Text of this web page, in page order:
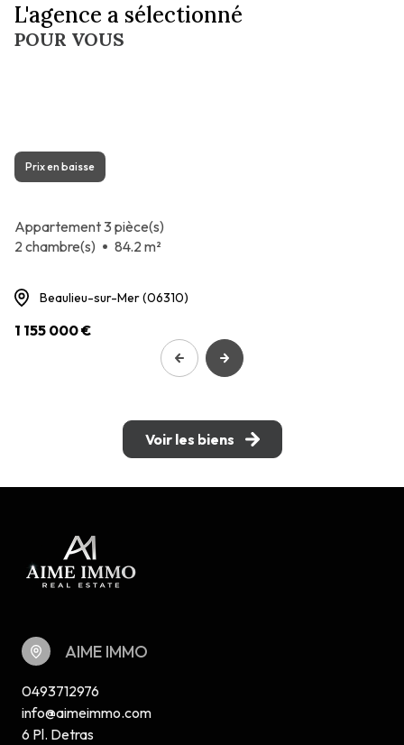
L'agence a sélectionné
POUR VOUS
Prix en baisse
Appartement 3 pièce(s)
2 chambre(s)
84.2 m²
Beaulieu-sur-Mer (06310)
1 155 000 €
Voir les biens
AIME IMMO
0493712976
info@aimeimmo.com
6 Pl. Detras